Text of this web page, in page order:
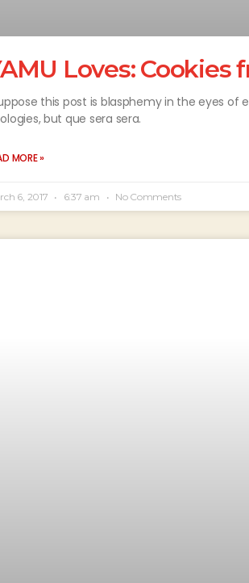
Loves: Cookies
this post is blasphemy in the eyes of
but que sera sera.
MORE »
6, 2017 6:37 am No Comments